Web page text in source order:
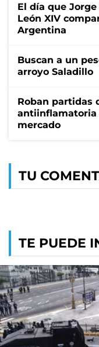
El día que
León XIV
Argentina
Buscan a un
arroyo Saladillo
Roban partidas
antiinflamatoria
mercado
TU
TE PUEDE